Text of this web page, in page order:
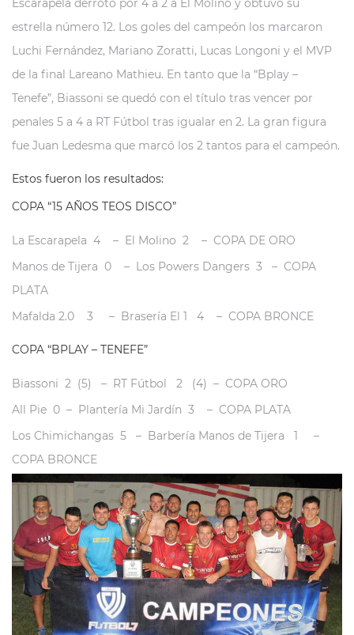
Escarapela derrotó por 4 a 2 a El Molino y obtuvo su
estrella número 12. Los goles del campeón los marcaron
Luchi Fernández, Mariano Zoratti, Lucas Longoni y el MVP
de la final Lareano Mathieu. En tanto que la “Bplay –
Tenefe”, Biassoni se quedó con el título tras vencer por
penales 5 a 4 a RT Fútbol tras igualar en 2. La gran figura
fue Juan Ledesma que marcó los 2 tantos para el campeón.
Estos fueron los resultados:
COPA “15 AÑOS TEOS DISCO”
La Escarapela 4 – El Molino 2 – COPA DE ORO
Manos de Tijera 0 – Los Powers Dangers 3 – COPA
PLATA
Mafalda 2.0 3 – Brasería El 1 4 – COPA BRONCE
COPA “BPLAY – TENEFE”
Biassoni 2 (5) – RT Fútbol 2 (4) – COPA ORO
All Pie 0 – Plantería Mi Jardín 3 – COPA PLATA
Los Chimichangas 5 – Barbería Manos de Tijera 1 –
COPA BRONCE